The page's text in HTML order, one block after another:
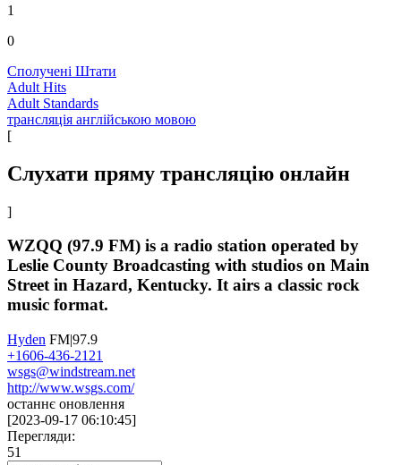
1
0
Сполучені Штати
Adult Hits
Adult Standards
трансляція англійською мовою
[
Слухати пряму трансляцію онлайн
]
WZQQ (97.9 FM) is a radio station operated by
Leslie County Broadcasting with studios on Main
Street in Hazard, Kentucky. It airs a classic rock
music format.
Hyden FM|97.9
+1606-436-2121
wsgs@windstream.net
http://www.wsgs.com/
останнє оновлення
[2023-09-17 06:10:45]
Перегляди:
51